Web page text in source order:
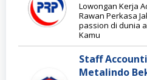
Lowongan Kerja
Rawan Perkasa
passion di dunia
Kamu
Staff
Metalindo